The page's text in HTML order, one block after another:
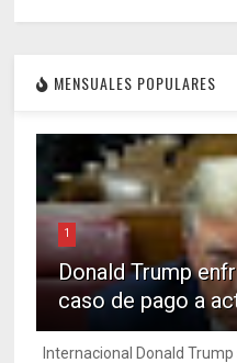
MENSUALES POPULARES
1
Donald Trump
caso de pago a
Internacional Donald